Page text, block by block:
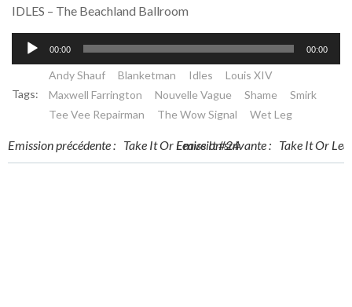
IDLES – The Beachland Ballroom
Lecteur
audio
00:00 00:00
Tags:
Andy Shauf Blanketman Idles
Louis XIV
Maxwell Farrington
Nouvelle Vague Shame
Smirk
Tee Vee Repairman
The Wow Signal Wet Leg
Post
Emission précédente : Take It Or Leave It #24
Post
Emission suivante : Take It Or